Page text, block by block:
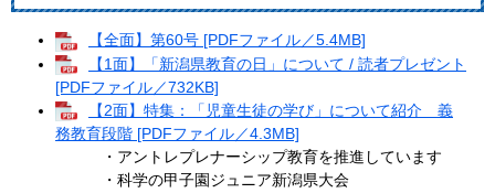
【全面】第60号 [PDFファイル／5.4MB]
【1面】「新潟県教育の日」について / 読者プレゼント
[PDFファイル／732KB]
【2面】特集：「児童生徒の学び」について紹介 義
務教育段階 [PDFファイル／4.3MB]
・アントレプレナーシップ教育を推進しています
・科学の甲子園ジュニア新潟県大会